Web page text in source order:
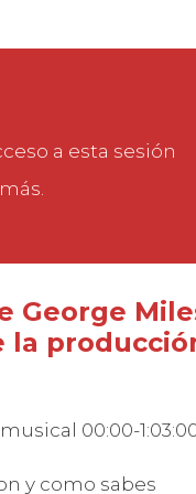
a esta sesión
George
la
00:00-
y como sabes